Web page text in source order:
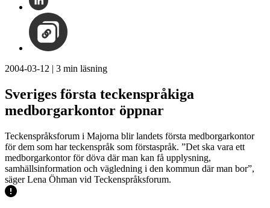
2004-03-12 | 3 min läsning
Sveriges första teckenspråkiga
medborgarkontor öppnar
Teckenspråksforum i Majorna blir landets första medborgarkontor
för dem som har teckenspråk som förstaspråk. ”Det ska vara ett
medborgarkontor för döva där man kan få upplysning,
samhällsinformation och vägledning i den kommun där man bor”,
säger Lena Öhman vid Teckenspråksforum.